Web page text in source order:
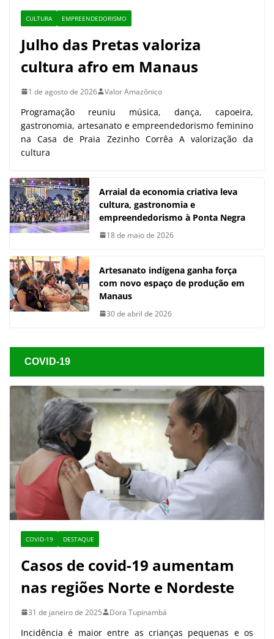
CULTURA EMPREENDEDORISMO
Julho das Pretas valoriza
cultura afro em Manaus
1 de agosto de 2026 Valor Amazônico
Programação reuniu música, dança, capoeira,
gastronomia, artesanato e empreendedorismo feminino
na Casa de Praia Zezinho Corrêa A valorização da
cultura
Arraial da economia criativa leva
cultura, gastronomia e
empreendedorismo à Ponta Negra
18 de maio de 2026
Artesanato indígena ganha força
com novo espaço de produção em
Manaus
30 de abril de 2026
COVID-19
COVID-19 DESTAQUE
Casos de covid-19 aumentam
nas regiões Norte e Nordeste
31 de janeiro de 2025 Dora Tupinambá
Incidência é maior entre as crianças pequenas e os